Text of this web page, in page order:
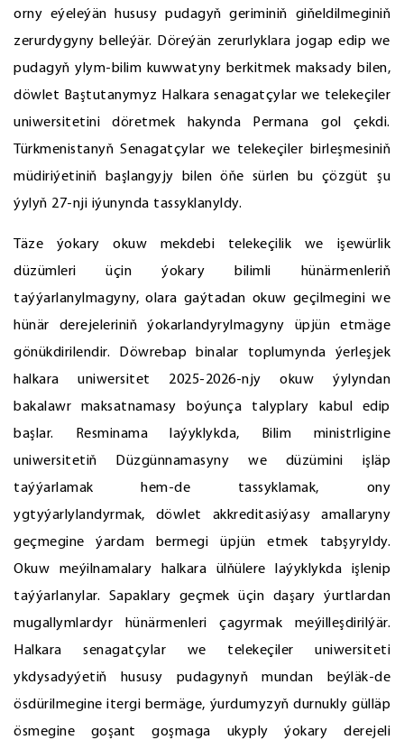
orny eýeleýän hususy pudagyň geriminiň giňeldilmeginiň
zerurdygyny belleýär. Döreýän zerurlyklara jogap edip we
pudagyň ylym-bilim kuwwatyny berkitmek maksady bilen,
döwlet Baştutanymyz Halkara senagatçylar we telekeçiler
uniwersitetini döretmek hakynda Permana gol çekdi.
Türkmenistanyň Senagatçylar we telekeçiler birleşmesiniň
müdiriýetiniň başlangyjy bilen öňe sürlen bu çözgüt şu
ýylyň 27-nji iýunynda tassyklanyldy.
Täze ýokary okuw mekdebi telekeçilik we işewürlik
düzümleri üçin ýokary bilimli hünärmenleriň
taýýarlanylmagyny, olara gaýtadan okuw geçilmegini we
hünär derejeleriniň ýokarlandyrylmagyny üpjün etmäge
gönükdirilendir. Döwrebap binalar toplumynda ýerleşjek
halkara uniwersitet 2025-2026-njy okuw ýylyndan
bakalawr maksatnamasy boýunça talyplary kabul edip
başlar. Resminama laýyklykda, Bilim ministrligine
uniwersitetiň Düzgünnamasyny we düzümini işläp
taýýarlamak hem-de tassyklamak, ony
ygtyýarlylandyrmak, döwlet akkreditasiýasy amallaryny
geçmegine ýardam bermegi üpjün etmek tabşyryldy.
Okuw meýilnamalary halkara ülňülere laýyklykda işlenip
taýýarlanylar. Sapaklary geçmek üçin daşary ýurtlardan
mugallymlardyr hünärmenleri çagyrmak meýilleşdirilýär.
Halkara senagatçylar we telekeçiler uniwersiteti
ykdysadyýetiň hususy pudagynyň mundan beýläk-de
ösdürilmegine itergi bermäge, ýurdumyzyň durnukly gülläp
ösmegine goşant goşmaga ukyply ýokary derejeli